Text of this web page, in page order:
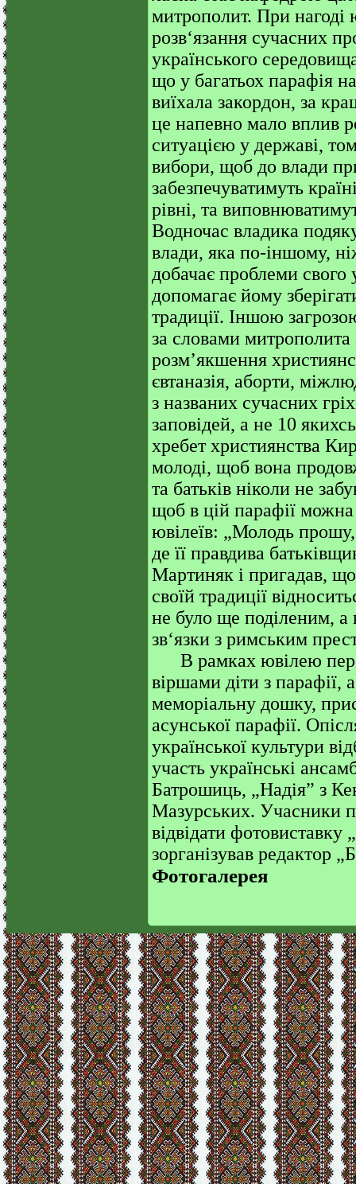
митрополит. При нагоді
розв‘язання сучасних
українського
що у багатьох парафія
виїхала закордон, за
це напевно мало вплив
ситуацією у державі,
вибори, щоб до влади
забезпечуватимуть
рівні, та
Водночас владика
влади, яка по-іншому,
добачає проблеми свого
допомагає йому
традиції. Іншою
за словами митрополита
розм’якшення
євтаназія, аборти,
з названих сучасних
заповідей, а не 10
хребет християнства
молоді, щоб вона
та батьків ніколи не
щоб в цій парафії можна
ювілеїв: „Молодь прошу,
де її правдива
Мартиняк і пригадав,
своїй традиції
не було ще поділеним, а
зв‘язки з римським
В рамках ювілею
віршами діти з парафії,
меморіальну дошку,
асунської парафії.
української культури
участь українські
Батрошиць, „Надія” з
Мазурських. Учасники
відвідати фотовиставку
зорганізував редактор
Фотогалерея